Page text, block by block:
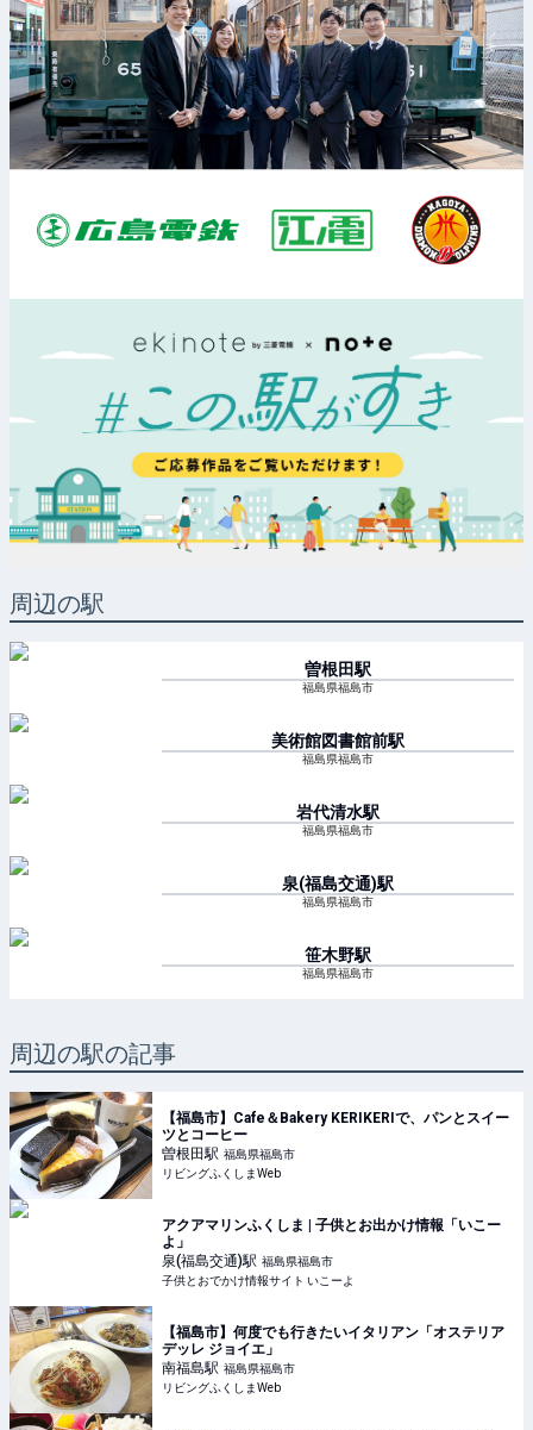
周辺の駅
曽根田駅
福島県福島市
美術館図書館前駅
福島県福島市
岩代清水駅
福島県福島市
泉(福島交通)駅
福島県福島市
笹木野駅
福島県福島市
周辺の駅の記事
【福島市】Cafe＆Bakery KERIKERIで、パンとスイー
ツとコーヒー
曽根田駅 福島県福島市
リビングふくしまWeb
アクアマリンふくしま | 子供とお出かけ情報「いこー
よ」
泉(福島交通)駅 福島県福島市
子供とおでかけ情報サイト いこーよ
【福島市】何度でも行きたいイタリアン「オステリア
デッレ ジョイエ」
南福島駅 福島県福島市
リビングふくしまWeb